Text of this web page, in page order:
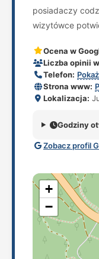
posiadaczy
wizytówce
Ocena w
Liczba opinii
Telefon:
Strona www:
Lokalizacja:
Godziny
Zobacz profil
+
−